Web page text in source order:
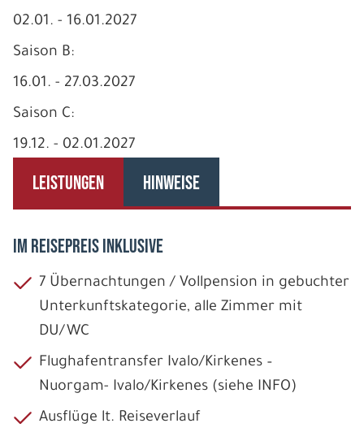
02.01. - 16.01.2027
Saison B:
16.01. - 27.03.2027
Saison C:
19.12. - 02.01.2027
LEISTUNGEN HINWEISE
IM REISEPREIS INKLUSIVE
7 Übernachtungen / Vollpension in gebuchter
Unterkunftskategorie, alle Zimmer mit
DU/WC
Flughafentransfer Ivalo/Kirkenes –
Nuorgam- Ivalo/Kirkenes (siehe INFO)
Ausflüge lt. Reiseverlauf